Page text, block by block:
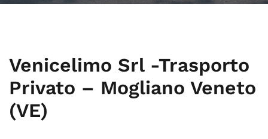
Venicelimo Srl -Trasporto
Privato – Mogliano Veneto
(VE)